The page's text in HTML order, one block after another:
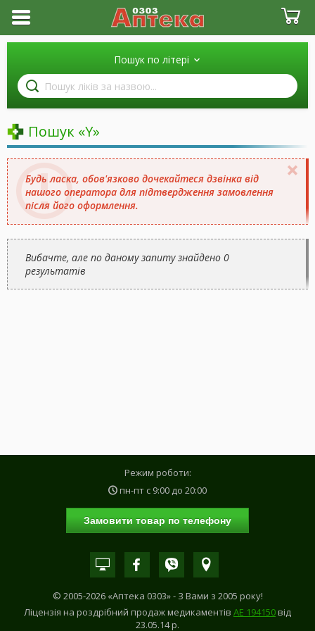
Пошук по літері
Пошук
ліків
за
Пошук «Y»
Будь ласка, обов'язково дочекайтеся дзвінка від
нашого оператора для підтвердження замовлення
після його оформлення.
Вибачте, але по даному запиту знайдено 0
результатів
Режим роботи:
пн-пт с 9:00 до 20:00
Замовити товар по телефону
© 2005-2026 «Аптека 0303» - З Вами з 2005 року!
Ліцензія на роздрібний продаж медикаментів АE 194150від
23.05.14 р.